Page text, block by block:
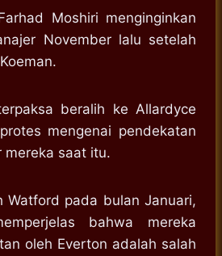
Moshiri menginginkan
November lalu setelah
beralih ke Allardyce
mengenai pendekatan
mereka saat itu.
Watford pada bulan Januari,
bahwa mereka
oleh Everton adalah salah